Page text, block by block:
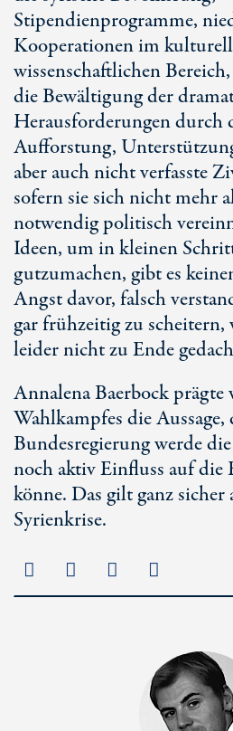
Stipendienprogramme,
Kooperationen im
wissenschaftlichen
die Bewältigung der
Herausforderungen
Aufforstung,
aber auch nicht verfasste
sofern sie sich nicht mehr
notwendig politisch
Ideen, um in kleinen
gutzumachen, gibt es
Angst davor, falsch
gar frühzeitig zu scheitern,
leider nicht zu Ende
Annalena Baerbock prägte
Wahlkampfes die Aussage,
Bundesregierung werde
noch aktiv Einfluss auf
könne. Das gilt ganz
Syrienkrise.